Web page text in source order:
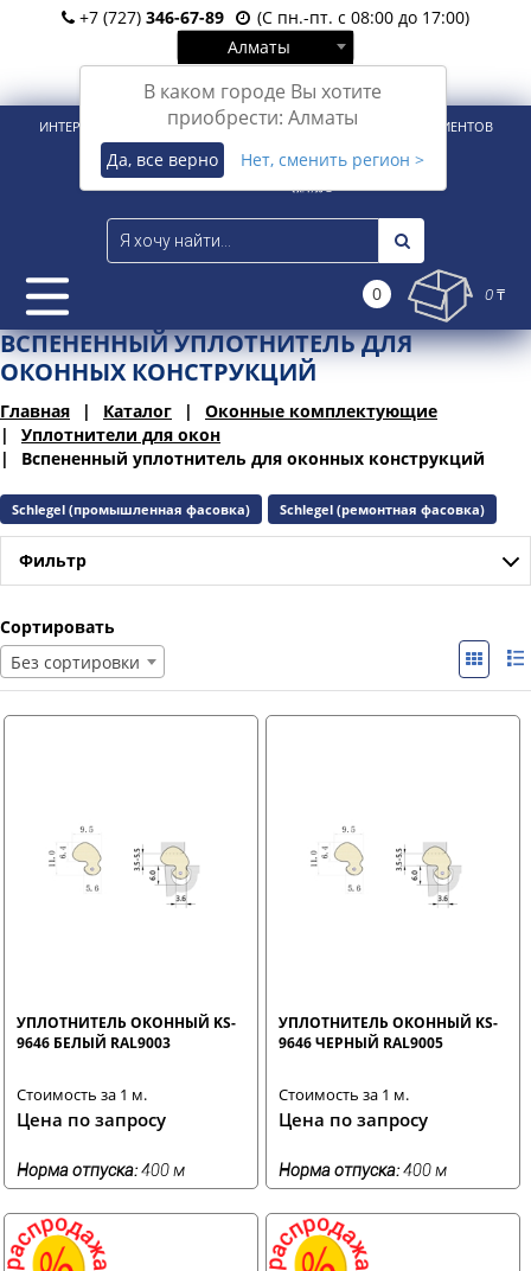
+7 (727) 346-67-89
(С пн.-пт. с 08:00 до 17:00)
Алматы
В каком городе Вы хотите
приобрести: Алматы
Да, все верно Нет, сменить регион >
Вход Регистрация
ИНТЕРНЕТ-МАГАЗИН ДЛЯ РОЗНИЧНЫХ И КОРПОРАТИВНЫХ КЛИЕНТОВ
0 0 ₸
ВСПЕНЕННЫЙ УПЛОТНИТЕЛЬ ДЛЯ
ОКОННЫХ КОНСТРУКЦИЙ
Главная Каталог
Оконные комплектующие
Уплотнители для окон
Вспененный уплотнитель для оконных конструкций
Schlegel (промышленная фасовка) Schlegel (ремонтная фасовка)
Фильтр
Сортировать
Без сортировки
УПЛОТНИТЕЛЬ ОКОННЫЙ KS-
9646 БЕЛЫЙ RAL9003
Стоимость за 1 м.
Цена по запросу
Норма отпуска:400 м
УПЛОТНИТЕЛЬ ОКОННЫЙ KS-
9646 ЧЕРНЫЙ RAL9005
Стоимость за 1 м.
Цена по запросу
Норма отпуска:400 м